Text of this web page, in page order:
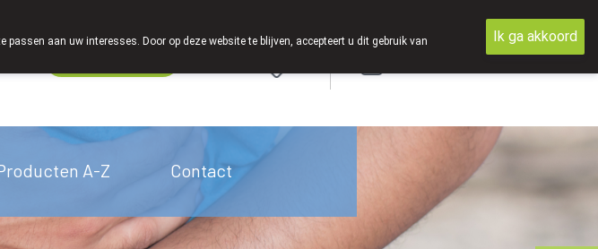
A-Z Contact
aan uw interesses. Door op deze website te blijven, accepteert u dit gebruik van
Ik ga akkoord